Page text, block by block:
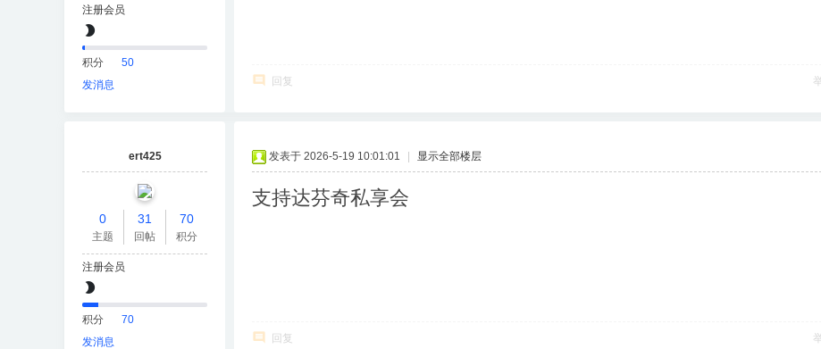
注册会员
积分
50
发消息
回复
ert425
0
主题
31
回帖
70
积分
注册会员
积分
70
发消息
发表于 2026-5-19 10:01:01 显示全部楼层
支持达芬奇私享会
回复